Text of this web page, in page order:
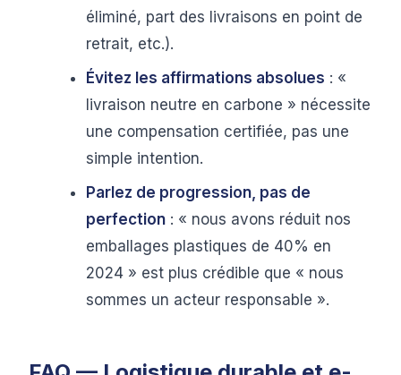
éliminé, part des livraisons en point de
retrait, etc.).
Évitez les affirmations absolues : «
livraison neutre en carbone » nécessite
une compensation certifiée, pas une
simple intention.
Parlez de progression, pas de
perfection : « nous avons réduit nos
emballages plastiques de 40% en
2024 » est plus crédible que « nous
sommes un acteur responsable ».